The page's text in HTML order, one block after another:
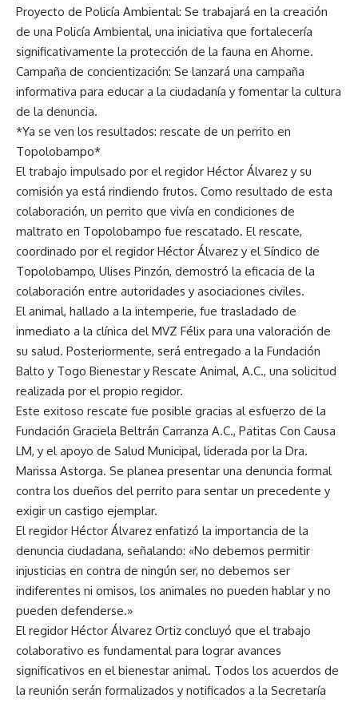
Proyecto de Policía Ambiental: Se trabajará en la creación
de una Policía Ambiental, una iniciativa que fortalecería
significativamente la protección de la fauna en Ahome.
Campaña de concientización: Se lanzará una campaña
informativa para educar a la ciudadanía y fomentar la cultura
de la denuncia.
*Ya se ven los resultados: rescate de un perrito en
Topolobampo*
El trabajo impulsado por el regidor Héctor Álvarez y su
comisión ya está rindiendo frutos. Como resultado de esta
colaboración, un perrito que vivía en condiciones de
maltrato en Topolobampo fue rescatado. El rescate,
coordinado por el regidor Héctor Álvarez y el Síndico de
Topolobampo, Ulises Pinzón, demostró la eficacia de la
colaboración entre autoridades y asociaciones civiles.
El animal, hallado a la intemperie, fue trasladado de
inmediato a la clínica del MVZ Félix para una valoración de
su salud. Posteriormente, será entregado a la Fundación
Balto y Togo Bienestar y Rescate Animal, A.C., una solicitud
realizada por el propio regidor.
Este exitoso rescate fue posible gracias al esfuerzo de la
Fundación Graciela Beltrán Carranza A.C., Patitas Con Causa
LM, y el apoyo de Salud Municipal, liderada por la Dra.
Marissa Astorga. Se planea presentar una denuncia formal
contra los dueños del perrito para sentar un precedente y
exigir un castigo ejemplar.
El regidor Héctor Álvarez enfatizó la importancia de la
denuncia ciudadana, señalando: «No debemos permitir
injusticias en contra de ningún ser, no debemos ser
indiferentes ni omisos, los animales no pueden hablar y no
pueden defenderse.»
El regidor Héctor Álvarez Ortiz concluyó que el trabajo
colaborativo es fundamental para lograr avances
significativos en el bienestar animal. Todos los acuerdos de
la reunión serán formalizados y notificados a la Secretaría